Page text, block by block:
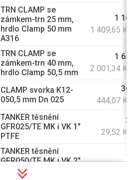
TRN CLAMP se
zámkem-trn 25 mm,
hrdlo Clamp 50 mm
A316
1
1 409,65 Kč
TRN CLAMP se
zámkem-trn 40 mm,
hrdlo Clamp 50,5 mm
1
2 001,34 Kč
CLAMP svorka K12-
050,5 mm Dn 025
444,07 Kč
TANKER těsnění
GFR025/TE MK i VK 1"
PTFE
29,52 Kč
TANKER těsnění
GFR050/TE MK i VK 2"
PTFE